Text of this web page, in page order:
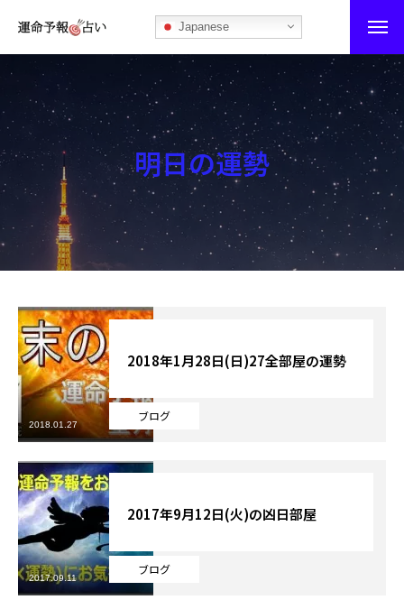
Japanese
運命予報占い
運命予報占いとは
あなたの所属部屋を探そう！
最恐の相性占い
秘伝公開！吉凶カレンダー
記事カテゴリー
ブログ
お知らせ
芸能界
テニス
スポーツ
競馬
明日の運勢
ブログ
2018年1月28日(日)27全部屋の運勢
2018.01.27
ブログ
2017年9月12日(火)の凶日部屋
2017.09.11